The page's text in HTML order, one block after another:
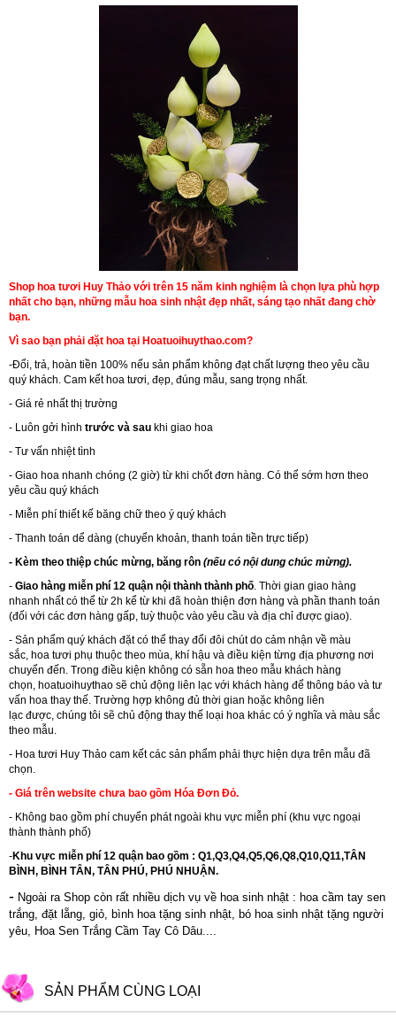
Shop hoa tươi Huy Thảo với trên 15 năm kinh nghiệm là chọn lựa phù hợp
nhất cho bạn, những mẫu hoa sinh nhật đẹp nhất, sáng tạo nhất đang chờ
bạn.
Vì sao bạn phải đặt hoa tại Hoatuoihuythao.com?
-Đổi, trả, hoàn tiền 100% nếu sản phẩm không đạt chất lượng theo yêu cầu
quý khách. Cam kết hoa tươi, đẹp, đúng mẫu, sang trọng nhất.
- Giá rẻ nhất thị trường
- Luôn gởi hình trước và sau khi giao hoa
- Tư vấn nhiệt tình
- Giao hoa nhanh chóng (2 giờ) từ khi chốt đơn hàng. Có thể sớm hơn theo
yêu cầu quý khách
- Miễn phí thiết kế băng chữ theo ý quý khách
- Thanh toán dể dàng (chuyển khoản, thanh toán tiền trực tiếp)
- Kèm theo thiệp chúc mừng, băng rôn (nếu có nội dung chúc mừng).
- Giao hàng miễn phí 12 quận nội thành thành phố. Thời gian giao hàng
nhanh nhất có thể từ 2h kể từ khi đã hoàn thiện đơn hàng và phần thanh toán
(đối với các đơn hàng gấp, tuỳ thuộc vào yêu cầu và địa chỉ được giao).
- Sản phẩm quý khách đặt có thể thay đổi đôi chút do cảm nhận về màu
sắc, hoa tươi phụ thuộc theo mùa, khí hậu và điều kiện từng địa phương nơi
chuyển đến. Trong điều kiện không có sẵn hoa theo mẫu khách hàng
chọn, hoatuoihuythao sẽ chủ động liên lạc với khách hàng để thông báo và tư
vấn hoa thay thế. Trường hợp không đủ thời gian hoặc không liên
lạc được, chúng tôi sẽ chủ động thay thế loại hoa khác có ý nghĩa và màu sắc
theo mẫu.
- Hoa tươi Huy Thảo cam kết các sản phẩm phải thực hiện dựa trên mẫu đã
chọn.
- Giá trên website chưa bao gồm Hóa Đơn Đỏ.
- Không bao gồm phí chuyển phát ngoài khu vực miễn phí (khu vực ngoại
thành thành phố)
-Khu vực miễn phí 12 quận bao gồm : Q1,Q3,Q4,Q5,Q6,Q8,Q10,Q11,TÂN
BÌNH, BÌNH TÂN, TÂN PHÚ, PHÚ NHUẬN.
- Ngoài ra Shop còn rất nhiều dịch vụ về hoa sinh nhật : hoa cầm tay sen
trắng, đặt lẵng, giỏ, bình hoa tặng sinh nhật, bó hoa sinh nhật tặng người
yêu, Hoa Sen Trắng Cầm Tay Cô Dâu....
SẢN PHẨM CÙNG LOẠI